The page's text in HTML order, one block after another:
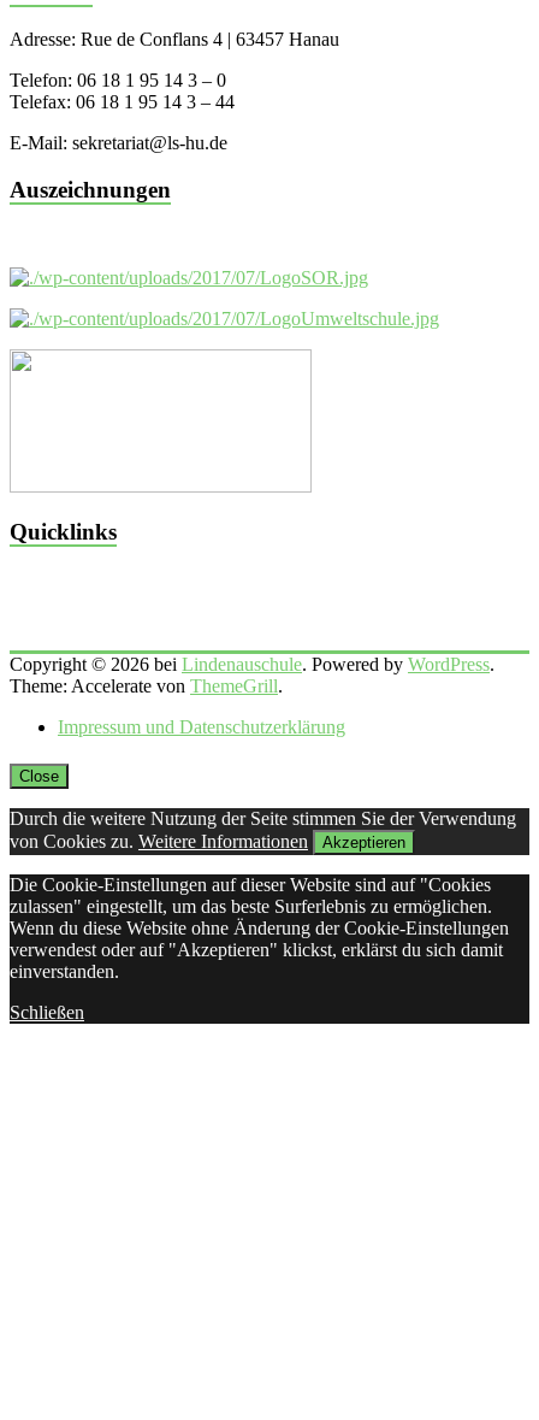
Adresse: Rue de Conflans 4 | 63457 Hanau
Telefon: 06 18 1 95 14 3 – 0
Telefax: 06 18 1 95 14 3 – 44
E-Mail: sekretariat@ls-hu.de
Auszeichnungen
Quicklinks
Copyright © 2026 bei Lindenauschule. Powered by WordPress.
Theme: Accelerate von ThemeGrill.
Impressum und Datenschutzerklärung
Close
Durch die weitere Nutzung der Seite stimmen Sie der Verwendung
von Cookies zu. Weitere Informationen Akzeptieren
Die Cookie-Einstellungen auf dieser Website sind auf "Cookies
zulassen" eingestellt, um das beste Surferlebnis zu ermöglichen.
Wenn du diese Website ohne Änderung der Cookie-Einstellungen
verwendest oder auf "Akzeptieren" klickst, erklärst du sich damit
einverstanden.
Schließen